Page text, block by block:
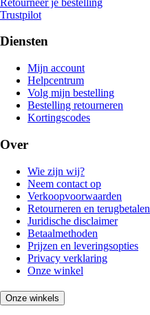
Trustpilot
Diensten
Mijn account
Helpcentrum
Volg mijn bestelling
Bestelling retourneren
Kortingscodes
Over
Wie zijn wij?
Neem contact op
Verkoopvoorwaarden
Retourneren en terugbetalen
Juridische disclaimer
Betaalmethoden
Prijzen en leveringsopties
Privacy verklaring
Onze winkel
Onze winkels